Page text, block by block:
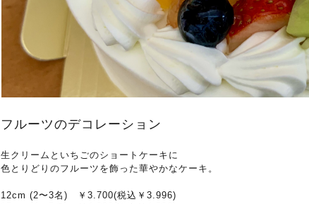
フルーツのデコレーション
生クリームといちごのショートケーキに
色とりどりのフルーツを飾った華やかなケーキ。
12cm (2〜3名) ￥3.700(税込￥3.996)